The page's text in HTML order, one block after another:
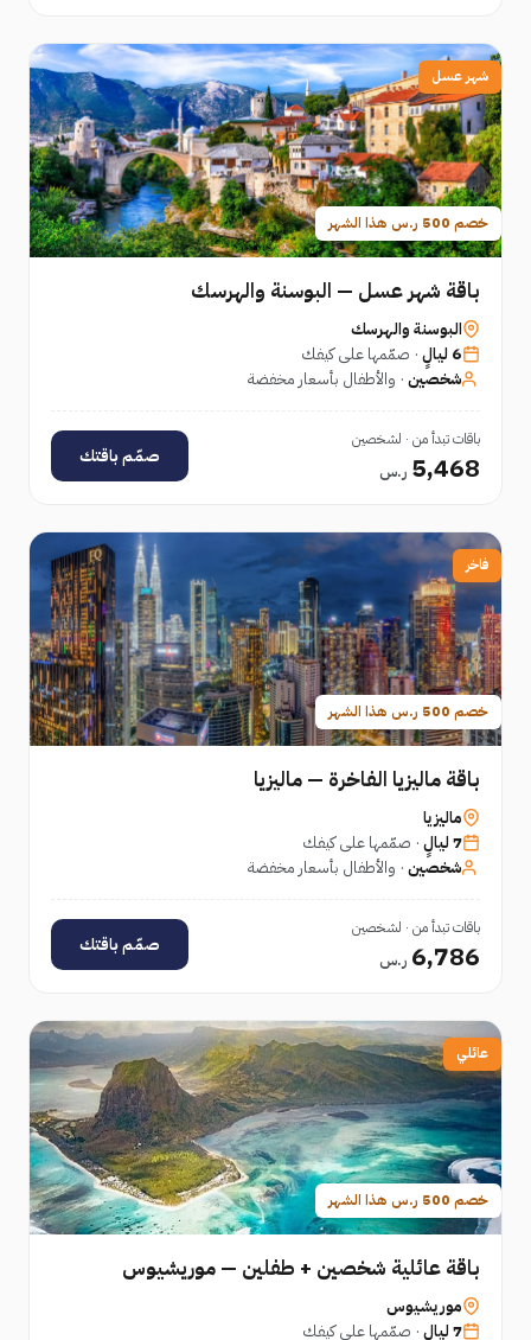
شهر عسل
خصم 500 ر.س هذا الشهر
باقة شهر عسل — البوسنة والهرسك
البوسنة والهرسك
6 ليالٍ
· صمّمها على كيفك
شخصين· والأطفال بأسعار مخفضة
باقات تبدأ من · لشخصين
5,468 ر.س
صمّم باقتك
فاخر
خصم 500 ر.س هذا الشهر
باقة ماليزيا الفاخرة — ماليزيا
ماليزيا
7 ليالٍ
· صمّمها على كيفك
شخصين· والأطفال بأسعار مخفضة
باقات تبدأ من · لشخصين
6,786 ر.س
صمّم باقتك
عائلي
خصم 500 ر.س هذا الشهر
باقة عائلية شخصين + طفلين — موريشيوس
موريشيوس
7 ليالٍ
· صمّمها على كيفك